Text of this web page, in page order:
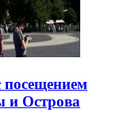
и Острова